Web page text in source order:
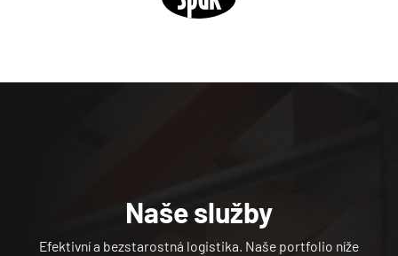
Naše služby
Efektivní a bezstarostná logistika. Naše portfolio níže